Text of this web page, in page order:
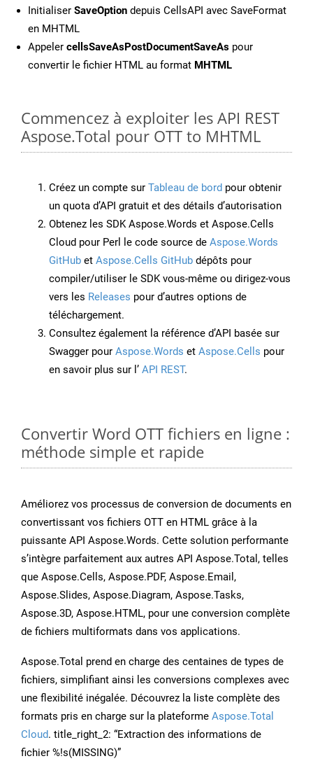
Initialiser SaveOption depuis CellsAPI avec SaveFormat
en MHTML
Appeler cellsSaveAsPostDocumentSaveAs pour
convertir le fichier HTML au format MHTML
Commencez à exploiter les API REST
Aspose.Total pour OTT to MHTML
Créez un compte sur Tableau de bord pour obtenir
un quota d’API gratuit et des détails d’autorisation
Obtenez les SDK Aspose.Words et Aspose.Cells
Cloud pour Perl le code source de Aspose.Words
GitHub et Aspose.Cells GitHub dépôts pour
compiler/utiliser le SDK vous-même ou dirigez-vous
vers les Releases pour d’autres options de
téléchargement.
Consultez également la référence d’API basée sur
Swagger pour Aspose.Words et Aspose.Cells pour
en savoir plus sur l’ API REST.
Convertir Word OTT fichiers en ligne :
méthode simple et rapide
Améliorez vos processus de conversion de documents en
convertissant vos fichiers OTT en HTML grâce à la
puissante API Aspose.Words. Cette solution performante
s’intègre parfaitement aux autres API Aspose.Total, telles
que Aspose.Cells, Aspose.PDF, Aspose.Email,
Aspose.Slides, Aspose.Diagram, Aspose.Tasks,
Aspose.3D, Aspose.HTML, pour une conversion complète
de fichiers multiformats dans vos applications.
Aspose.Total prend en charge des centaines de types de
fichiers, simplifiant ainsi les conversions complexes avec
une flexibilité inégalée. Découvrez la liste complète des
formats pris en charge sur la plateforme Aspose.Total
Cloud. title_right_2: “Extraction des informations de
fichier %!s(MISSING)”